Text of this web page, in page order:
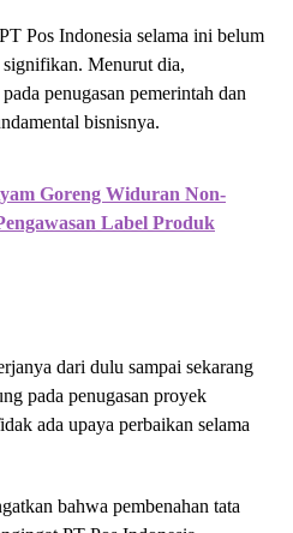
Pos Indonesia selama ini belum
Menurut dia,
penugasan pemerintah dan
bisnisnya.
Goreng Widuran Non-
Label Produk
dari dulu sampai sekarang
pada penugasan proyek
ada upaya perbaikan selama
bahwa pembenahan tata